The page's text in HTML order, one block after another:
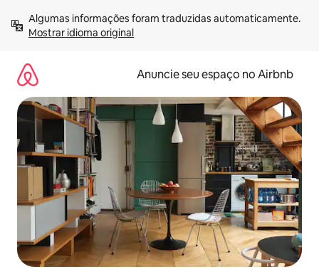
para
Mostrar idioma original
Anuncie seu espaço no Airbnb